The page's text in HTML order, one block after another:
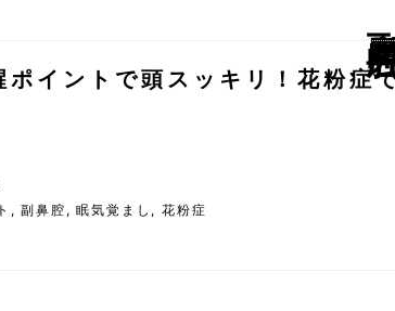
ポイントで頭スッキリ！花粉症
,副鼻腔 ,眠気覚まし ,花粉症